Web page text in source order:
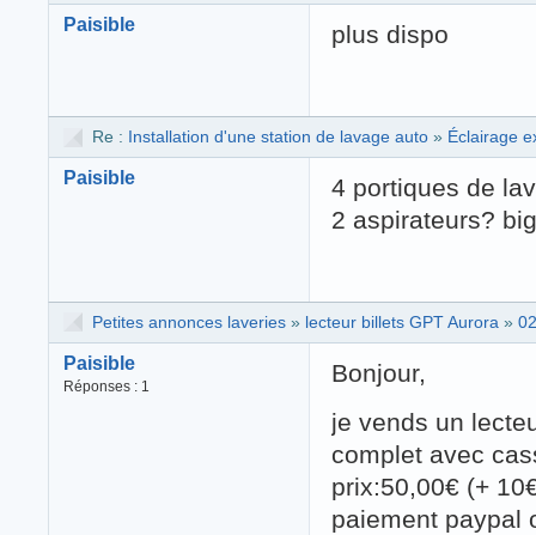
Paisible plus dispo
Re : Installation d'une station de lavage auto » Éclairage
Paisible
4 portiques de
2 aspirateurs?
Petites annonces laveries » lecteur billets GPT Aurora »
Paisible
Réponses : 1
Bonjour,
je vends un
complet avec
prix:50,00€ (+
paiement paypal